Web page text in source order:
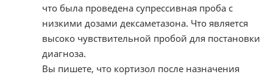
что была проведена супрессивная проба с
низкими дозами дексаметазона. Что является
высоко чувствительной пробой для постановки
диагноза.
Вы пишете, что кортизол после назначения